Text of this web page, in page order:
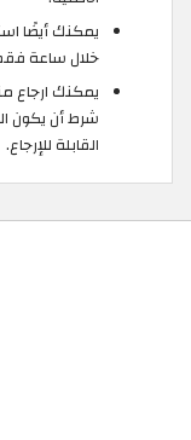
يمكنك أيضًا
خلال ساعة
شرط أن يكون
القابلة للإرجاع.